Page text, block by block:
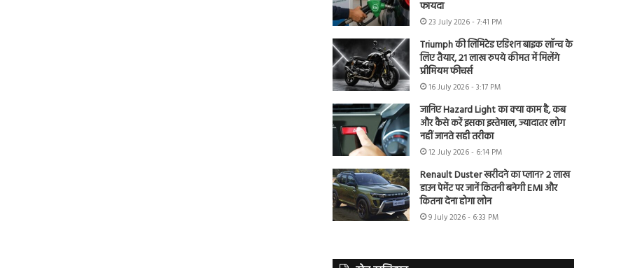
फायदा
23 July 2026 - 7:41 PM
Triumph की लिमिटेड एडिशन बाइक लॉन्च के
लिए तैयार, 21 लाख रुपये कीमत में मिलेंगे
प्रीमियम फीचर्स
16 July 2026 - 3:17 PM
जानिए Hazard Light का क्या काम है, कब
और कैसे करें इसका इस्तेमाल, ज्यादातर लोग
नहीं जानते सही तरीका
12 July 2026 - 6:14 PM
Renault Duster खरीदने का प्लान? 2 लाख
डाउन पेमेंट पर जानें कितनी बनेगी EMI और
कितना देना होगा लोन
9 July 2026 - 6:33 PM